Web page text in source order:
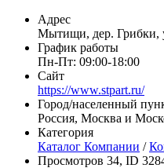
Адрес
Мытищи, дер. Грибки,
График работы
Пн-Пт: 09:00-18:00
Сайт
https://www.stpart.ru/
Город/населенный
Россия, Москва и
Категория
Каталог Компании /
Просмотров 34, ID